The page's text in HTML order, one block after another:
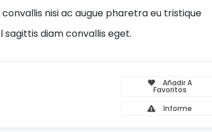
nisi ac augue pharetra eu tristique
sagittis diam convallis eget.
Añadir A
Favoritos
Informe